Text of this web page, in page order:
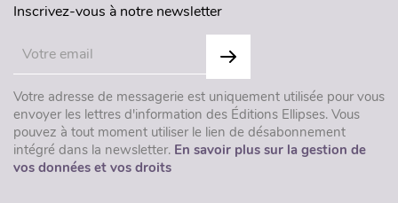
Inscrivez-vous à notre newsletter
Votre adresse de messagerie est uniquement utilisée pour vous
envoyer les lettres d'information des Éditions Ellipses. Vous
pouvez à tout moment utiliser le lien de désabonnement
intégré dans la newsletter. En savoir plus sur la gestion de
vos données et vos droits